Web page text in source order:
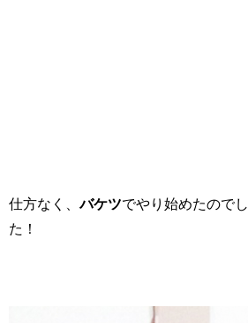
仕方なく、バケツでやり始めたのでし
た！